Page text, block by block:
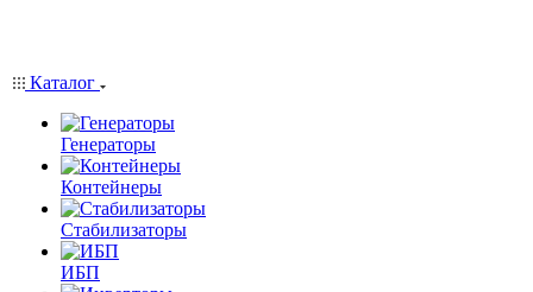
Каталог
Генераторы
Контейнеры
Стабилизаторы
ИБП